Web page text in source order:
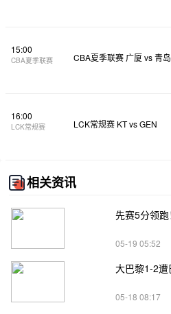
15:00
CBA夏季联赛 CBA夏季联赛 广厦 vs 青岛
16:00
LCK常规赛 LCK常规赛 KT vs GEN
相关资讯
05-19 05:52
05-18 08:17